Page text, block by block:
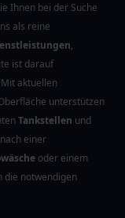
Ihnen bei der Suche
als reine
,
ist darauf
aktuellen
unterstützen
Tankstellen und
einer
oder einem
die notwendigen